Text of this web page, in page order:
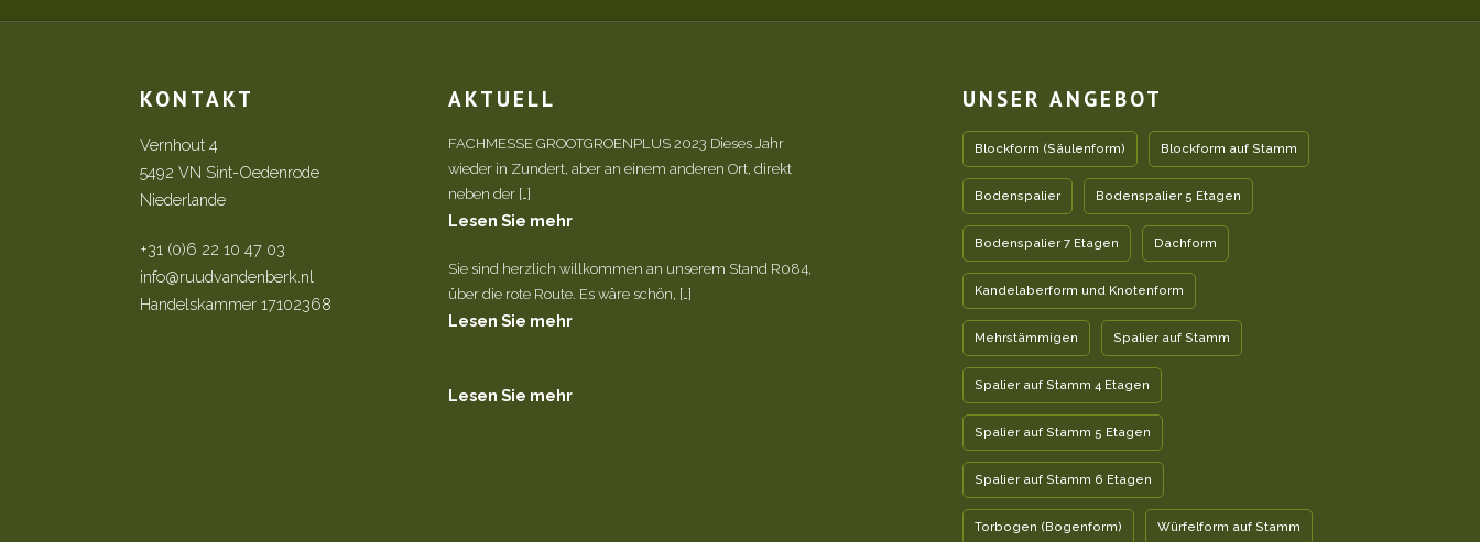
KONTAKT
Vernhout 4
5492 VN Sint-Oedenrode
Niederlande
+31 (0)6 22 10 47 03
info@ruudvandenberk.nl
Handelskammer 17102368
AKTUELL
FACHMESSE GROOTGROENPLUS 2023 Dieses Jahr
wieder in Zundert, aber an einem anderen Ort, direkt
neben der […]
Lesen Sie mehr
Sie sind herzlich willkommen an unserem Stand R084,
über die rote Route. Es wäre schön, […]
Lesen Sie mehr
Lesen Sie mehr
UNSER ANGEBOT
Blockform (Säulenform) Blockform auf Stamm
Bodenspalier Bodenspalier 5 Etagen
Bodenspalier 7 Etagen Dachform
Kandelaberform und Knotenform
Mehrstämmigen Spalier auf Stamm
Spalier auf Stamm 4 Etagen
Spalier auf Stamm 5 Etagen
Spalier auf Stamm 6 Etagen
Torbogen (Bogenform) Würfelform auf Stamm